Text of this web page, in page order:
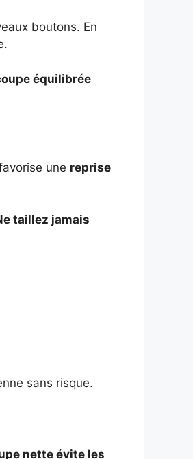
boutons. En
équilibrée
une reprise
taillez jamais
sans risque.
nette évite les